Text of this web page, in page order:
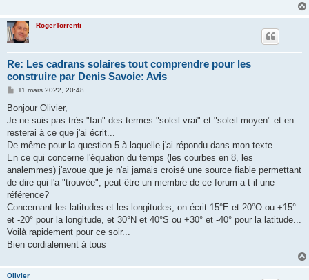
RogerTorrenti
Re: Les cadrans solaires tout comprendre pour les
construire par Denis Savoie: Avis
M
s
a
g
11 mars 2022, 20:48
Bonjour Olivier,
Je ne suis pas très "fan" des termes "soleil vrai" et "soleil moyen" et en
resterai à ce que j'ai écrit...
De même pour la question 5 à laquelle j'ai répondu dans mon texte
En ce qui concerne l'équation du temps (les courbes en 8, les
analemmes) j'avoue que je n'ai jamais croisé une source fiable permettant
de dire qui l'a "trouvée"; peut-être un membre de ce forum a-t-il une
référence?
Concernant les latitudes et les longitudes, on écrit 15°E et 20°O ou +15°
et -20° pour la longitude, et 30°N et 40°S ou +30° et -40° pour la latitude...
Voilà rapidement pour ce soir...
Bien cordialement à tous
Olivier